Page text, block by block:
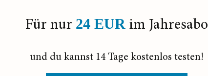
Für nur 24 EUR im Jahresabo
und du kannst 14 Tage kostenlos testen!